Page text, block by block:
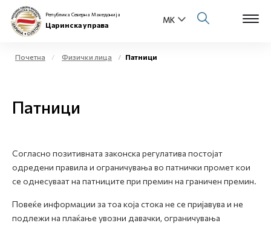
Физички лица
Бизнис заедница
Open
Е-Царина
Медиа центар
Република Северна Македонија
Царинска управа
Почетна Физички лица Патници
Патници
Согласно позитивната законска регулатива постојат
одредени правила и ограничувања во патнички промет кои
се однесуваат на патниците при премин на граничен премин.
Повеќе информации за тоа која стока не се пријавува и не
подлежи на плаќање увозни давачки, ограничувања